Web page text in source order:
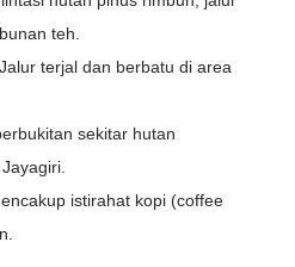
teh.
terjal dan berbatu di area
sekitar hutan
istirahat kopi (coffee